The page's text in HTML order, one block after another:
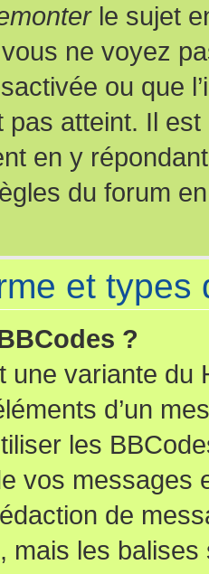
le sujet
ne voyez
ou que
pas atteint. Il
en y
du forum
et types
?
une variante du
d’un
les
vos messages
de
mais les